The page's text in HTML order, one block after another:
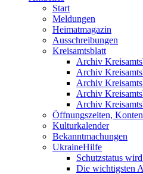
Start
Meldungen
Heimatmagazin
Ausschreibungen
Kreisamtsblatt
Archiv
Archiv
Archiv
Archiv
Archiv
Öffnungszeiten, Konten
Kulturkalender
Bekanntmachungen
UkraineHilfe
Schutzstatus
Die wichtigsten